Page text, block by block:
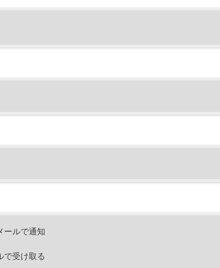
ールで通知
で受け取る